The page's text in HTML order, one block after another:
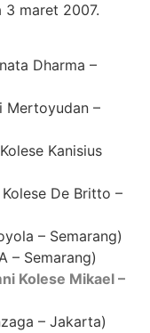
3 maret 2007.
Dharma –
Mertoyudan –
Kanisius
De Britto –
– Semarang)
– Semarang)
Kolese Mikael –
– Jakarta)